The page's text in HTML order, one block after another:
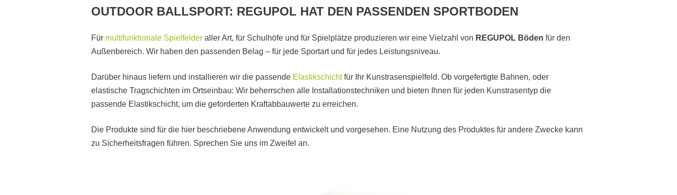
OUTDOOR BALLSPORT: REGUPOL HAT DEN PASSENDEN SPORTBODEN
Für multifunktionale Spielfelder aller Art, für Schulhöfe und für Spielplätze produzieren wir eine Vielzahl von REGUPOL Böden für den
Außenbereich. Wir haben den passenden Belag – für jede Sportart und für jedes Leistungsniveau.
Darüber hinaus liefern und installieren wir die passende Elastikschichtfür Ihr Kunstrasenspielfeld. Ob vorgefertigte Bahnen, oder
elastische Tragschichten im Ortseinbau: Wir beherrschen alle Installationstechniken und bieten Ihnen für jeden Kunstrasentyp die
passende Elastikschicht, um die geforderten Kraftabbauwerte zu erreichen.
Die Produkte sind für die hier beschriebene Anwendung entwickelt und vorgesehen. Eine Nutzung des Produktes für andere Zwecke kann
zu Sicherheitsfragen führen. Sprechen Sie uns im Zweifel an.